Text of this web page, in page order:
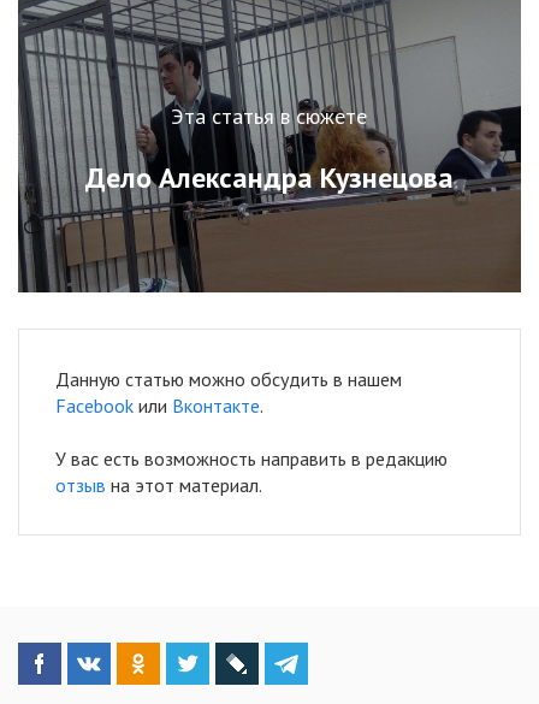
Эта статья в сюжете
Дело Александра Кузнецова
Данную статью можно обсудить в нашем
Facebook или Вконтакте.
У вас есть возможность направить в редакцию
отзыв на этот материал.